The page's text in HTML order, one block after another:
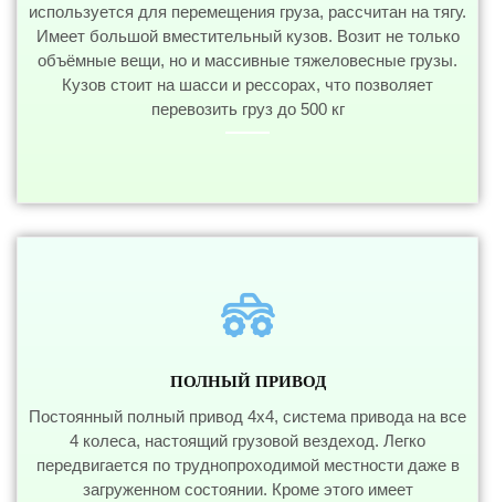
используется для перемещения груза, рассчитан на тягу.
Имеет большой вместительный кузов. Возит не только
объёмные вещи, но и массивные тяжеловесные грузы.
Кузов стоит на шасси и рессорах, что позволяет
перевозить груз до 500 кг
ПОЛНЫЙ ПРИВОД
Постоянный полный привод 4x4, система привода на все
4 колеса, настоящий грузовой вездеход. Легко
передвигается по труднопроходимой местности даже в
загруженном состоянии. Кроме этого имеет